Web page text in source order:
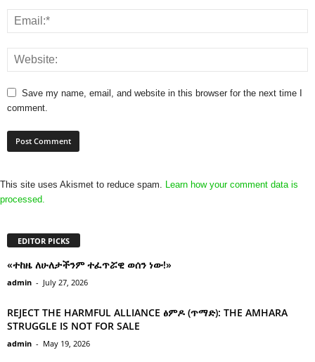
Save my name, email, and website in this browser for the next time I
comment.
This site uses Akismet to reduce spam. Learn how your comment data is
processed.
EDITOR PICKS
«ተከዜ ለሁለታችንም ተፈጥሯዊ ወሰን ነው!»
admin - July 27, 2026
REJECT THE HARMFUL ALLIANCE ፅምዶ (ጥማድ): THE AMHARA
STRUGGLE IS NOT FOR SALE
admin - May 19, 2026